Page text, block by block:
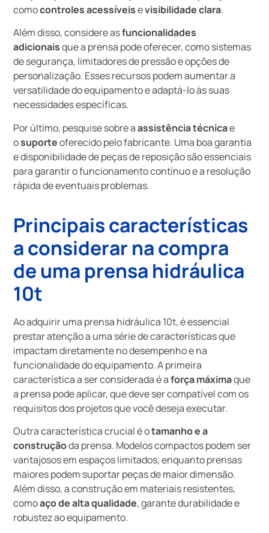
comocontroles acessíveisevisibilidade clara.
Além disso, considere asfuncionalidades
adicionaisque a prensa pode oferecer, como sistemas
de segurança, limitadores de pressão e opções de
personalização. Esses recursos podem aumentar a
versatilidade do equipamento e adaptá-lo às suas
necessidades específicas.
Por último, pesquise sobre aassistência técnicae
osuporteoferecido pelo fabricante. Uma boa garantia
e disponibilidade de peças de reposição são essenciais
para garantir o funcionamento contínuo e a resolução
rápida de eventuais problemas.
Principais características
a considerar na compra
de uma prensa hidráulica
10t
Ao adquirir uma prensa hidráulica 10t, é essencial
prestar atenção a uma série de características que
impactam diretamente no desempenho e na
funcionalidade do equipamento. A primeira
característica a ser considerada é aforça máximaque
a prensa pode aplicar, que deve ser compatível com os
requisitos dos projetos que você deseja executar.
Outra característica crucial é otamanho e a
construçãoda prensa. Modelos compactos podem ser
vantajosos em espaços limitados, enquanto prensas
maiores podem suportar peças de maior dimensão.
Além disso, a construção em materiais resistentes,
comoaço de alta qualidade, garante durabilidade e
robustez ao equipamento.